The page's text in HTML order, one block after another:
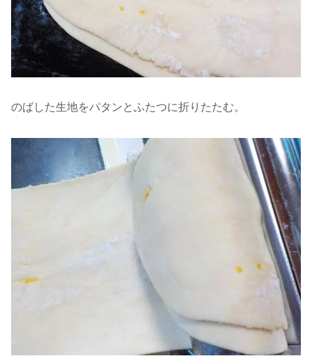
のばした生地をパタンとふたつに折りたたむ。